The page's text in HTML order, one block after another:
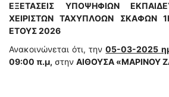
ΕΞΕΤΑΣΕΙΣ ΥΠΟΨΗΦΙΩΝ
ΧΕΙΡΙΣΤΩΝ ΤΑΧΥΠΛΟΩΝ ΣΚΑΦΩΝ
ΕΤΟΥΣ 2026
Ανακοινώνεται ότι, την05-03-2025
09:00 π.μ, στην ΑΙΘΟΥΣΑ «ΜΑΡΙΝΟΥ